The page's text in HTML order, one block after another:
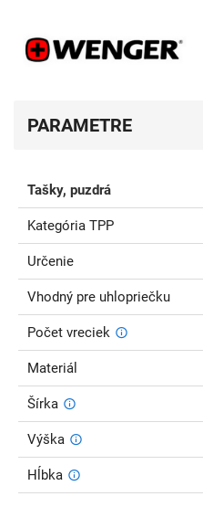
PARAMETRE
Tašky, puzdrá
Kategória TPP
Určenie
Vhodný pre uhlopriečku
Počet vreciek
Materiál
Šírka
Výška
Hĺbka